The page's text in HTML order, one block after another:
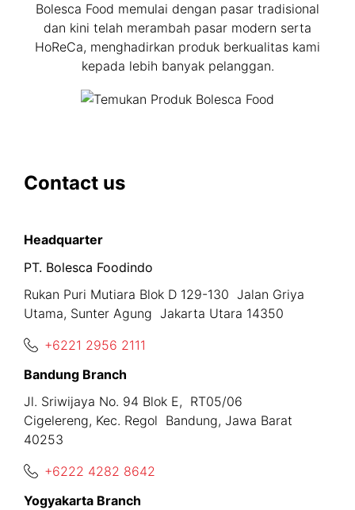
Bolesca Food memulai dengan pasar tradisional
dan kini telah merambah pasar modern serta
HoReCa, menghadirkan produk berkualitas kami
kepada lebih banyak pelanggan.
Contact us
Headquarter
PT. Bolesca Foodindo
Rukan Puri Mutiara Blok D 129-130 Jalan Griya
Utama, Sunter Agung Jakarta Utara 14350
+6221 2956 2111
Bandung Branch
Jl. Sriwijaya No. 94 Blok E, RT05/06
Cigelereng, Kec. Regol Bandung, Jawa Barat
40253
+6222 4282 8642
Yogyakarta Branch